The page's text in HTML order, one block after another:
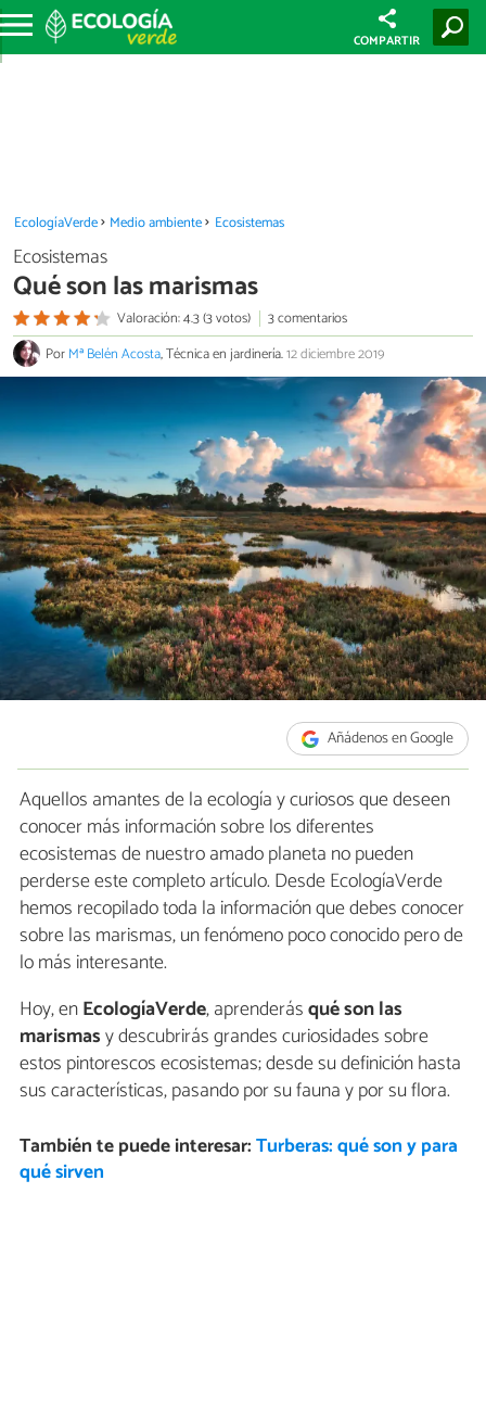
COMPARTIR
EcologíaVerde Medio ambiente Ecosistemas
Ecosistemas
Qué son las marismas
Valoración: 4.3 (3 votos)
3 comentarios
PorMª Belén Acosta, Técnica en jardinería.12 diciembre 2019
Añádenos en Google
Aquellos amantes de la ecología y curiosos que deseen
conocer más información sobre los diferentes
ecosistemas de nuestro amado planeta no pueden
perderse este completo artículo. Desde EcologíaVerde
hemos recopilado toda la información que debes conocer
sobre las marismas, un fenómeno poco conocido pero de
lo más interesante.
Hoy, enEcologíaVerde, aprenderásqué son las
marismasy descubrirás grandes curiosidades sobre
estos pintorescos ecosistemas; desde su definición hasta
sus características, pasando por su fauna y por su flora.
También te puede interesar:Turberas: qué son y para
qué sirven